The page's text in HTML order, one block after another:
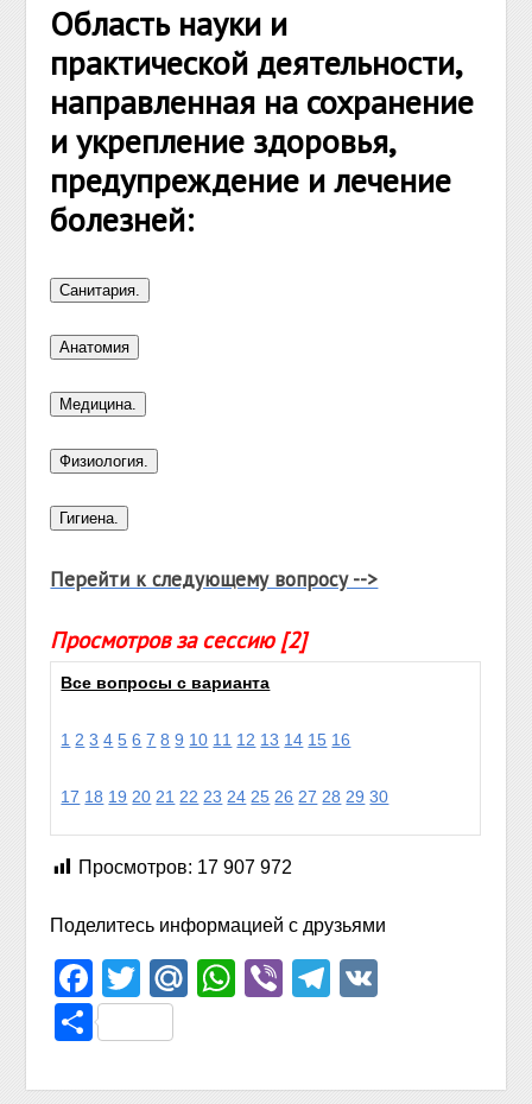
Область науки и
практической деятельности,
направленная на сохранение
и укрепление здоровья,
предупреждение и лечение
болезней:
Перейти к следующему вопросу -->
Просмотров за сессию [2]
Все вопросы с варианта
1 2 3 4 5 6 7 8 9 10 11 12 13 14 15 16
17 18 19 20 21 22 23 24 25 26 27 28 29 30
Просмотров: 17 907 972
Поделитесь информацией с друзьями
Facebook
TwitterMail.Ru
WhatsApp
ViberTelegram
Отправить